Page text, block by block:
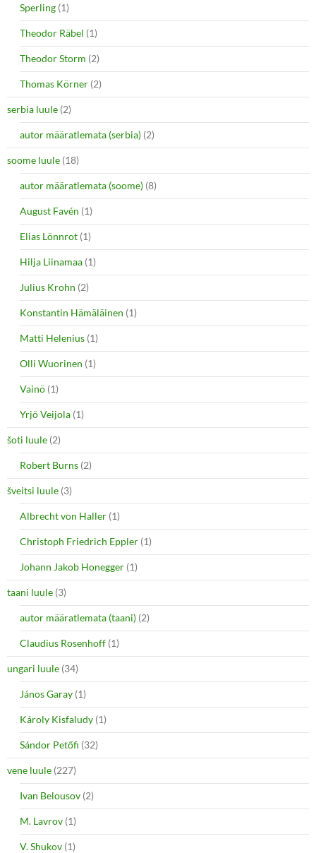
Sperling (1)
Theodor Räbel (1)
Theodor Storm (2)
Thomas Körner (2)
serbia luule (2)
autor määratlemata (serbia) (2)
soome luule (18)
autor määratlemata (soome) (8)
August Favén (1)
Elias Lönnrot (1)
Hilja Liinamaa (1)
Julius Krohn (2)
Konstantin Hämäläinen (1)
Matti Helenius (1)
Olli Wuorinen (1)
Vainö (1)
Yrjö Veijola (1)
šoti luule (2)
Robert Burns (2)
šveitsi luule (3)
Albrecht von Haller (1)
Christoph Friedrich Eppler (1)
Johann Jakob Honegger (1)
taani luule (3)
autor määratlemata (taani) (2)
Claudius Rosenhoff (1)
ungari luule (34)
János Garay (1)
Károly Kisfaludy (1)
Sándor Petőfi (32)
vene luule (227)
Ivan Belousov (2)
M. Lavrov (1)
V. Shukov (1)